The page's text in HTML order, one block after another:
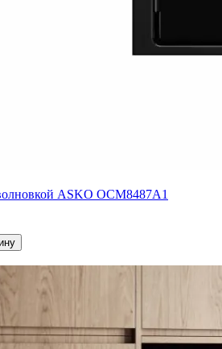
ASKO OCM8487A1